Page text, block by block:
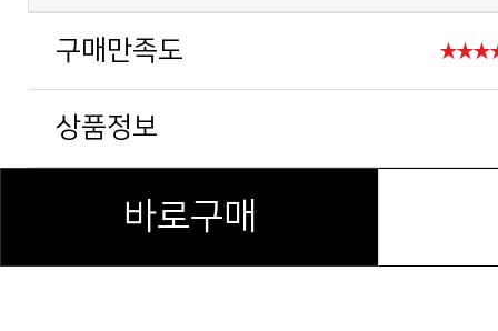
구매만족도
상품정보
바로구매